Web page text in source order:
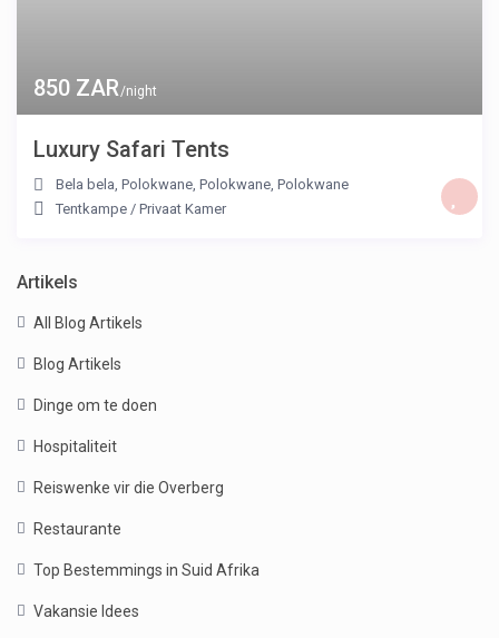
850 ZAR/night
Luxury Safari Tents
Bela bela, Polokwane, Polokwane,Polokwane
Tentkampe /Privaat Kamer
Artikels
All Blog Artikels
Blog Artikels
Dinge om te doen
Hospitaliteit
Reiswenke vir die Overberg
Restaurante
Top Bestemmings in Suid Afrika
Vakansie Idees